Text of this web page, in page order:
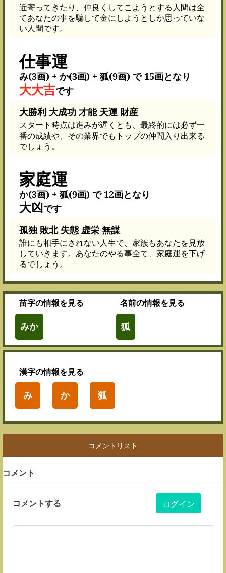
近寄ってきたり、仲良くしてこようとする人間は全
てあなたの事を騙して金にしようとしか思っていな
い人間です。
仕事運
み(3画) + か(3画) + 狐(9画) で 15画となり
大大吉です
大勝利 大成功 才能 天運 財産
スタート時点は進みが遅くとも、最終的には必ず一
番の成績や、その業界でもトップの仲間入り出来る
でしょう。
家庭運
か(3画) + 狐(9画) で 12画となり
大凶です
孤独 敗北 失態 虚栄 無謀
誰にも相手にされない人生で、家族もあなたを見放
していきます。あなたのやる事全て、家庭運を下げ
るでしょう。
苗字の情報を見る
みか
名前の情報を見る
狐
漢字の情報を見る
み か 狐
コメントリスト
コメント
コメントする ログイン